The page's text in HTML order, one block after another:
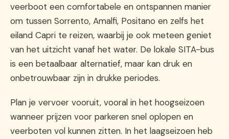
veerboot een comfortabele en ontspannen manier
om tussen Sorrento, Amalfi, Positano en zelfs het
eiland Capri te reizen, waarbij je ook meteen geniet
van het uitzicht vanaf het water. De lokale SITA-bus
is een betaalbaar alternatief, maar kan druk en
onbetrouwbaar zijn in drukke periodes.
Plan je vervoer vooruit, vooral in het hoogseizoen
wanneer prijzen voor parkeren snel oplopen en
veerboten vol kunnen zitten. In het laagseizoen heb